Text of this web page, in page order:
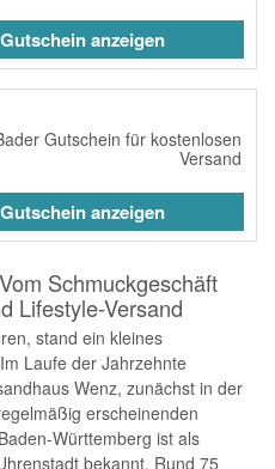
Gutschein anzeigen
Gutschein für kostenlosen
Versand
Gutschein anzeigen
Schmuckgeschäft
Lifestyle-Versand
stand ein kleines
Laufe der Jahrzehnte
Wenz, zunächst in der
erscheinenden
Württemberg ist als
bekannt. Rund 75